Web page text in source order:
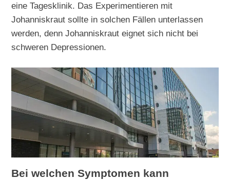
eine Tagesklinik. Das Experimentieren mit
Johanniskraut sollte in solchen Fällen unterlassen
werden, denn Johanniskraut eignet sich nicht bei
schweren Depressionen.
Bei welchen Symptomen kann